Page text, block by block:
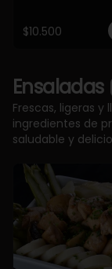
$10.500
Ensaladas
Frescas, ligeras y
ingredientes de
saludable y